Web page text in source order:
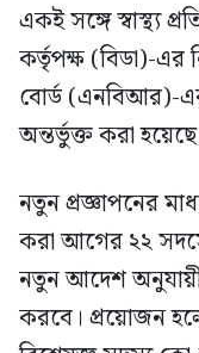
একই সঙ্গে স্বাস্থ্য
কর্তৃপক্ষ (বিডা)-এর
বোর্ড (এনবিআর)-
অন্তর্ভুক্ত করা
নতুন প্রজ্ঞাপনের
করা আগের ২২
নতুন আদেশ
করবে। প্রয়োজন